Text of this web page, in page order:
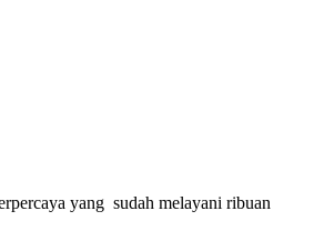
yang sudah melayani ribuan